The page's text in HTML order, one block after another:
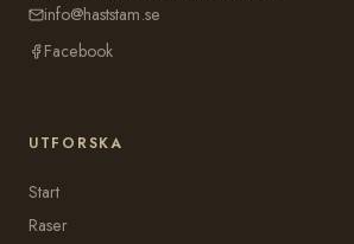
info@haststam.se
Facebook
UTFORSKA
Start
Raser